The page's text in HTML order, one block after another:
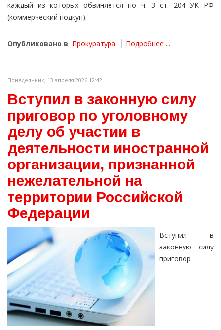
каждый из которых обвиняется по ч. 3 ст. 204 УК РФ
(коммерческий подкуп).
Опубликовано в Прокуратура Подробнее ...
Понедельник, 13 апреля 2026 12:42
Вступил в законную силу
приговор по уголовному
делу об участии в
деятельности иностранной
организации, признанной
нежелательной на
территории Российской
Федерации
Вступил в
законную силу
приговор